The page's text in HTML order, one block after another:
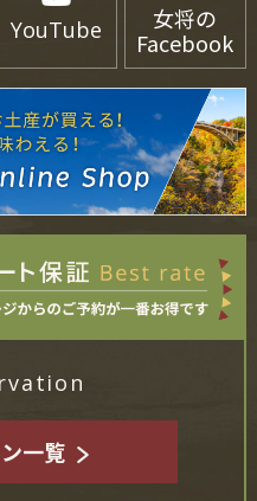
YouTube
女将の
Facebook
一覧